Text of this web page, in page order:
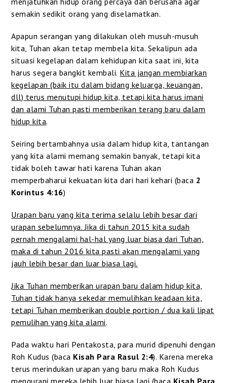
semakin sedikit orang yang diselamatkan.
Apapun serangan yang dilakukan oleh musuh-musuh
kita, Tuhan akan tetap membela kita. Sekalipun ada
situasi kegelapan dalam kehidupan kita saat ini, kita
harus segera bangkit kembali. Kita jangan membiarkan
kegelapan (baik itu dalam bidang keluarga, keuangan,
dll) terus menutupi hidup kita, tetapi kita harus imani
dan alami Tuhan pasti memberikan terang baru dalam
hidup kita.
Seiring bertambahnya usia dalam hidup kita, tantangan
yang kita alami memang semakin banyak, tetapi kita
tidak boleh tawar hati karena Tuhan akan
memperbaharui kekuatan kita dari hari kehari (baca 2
Korintus 4:16)
Urapan baru yang kita terima selalu lebih besar dari
urapan sebelumnya. Jika di tahun 2015 kita sudah
pernah mengalami hal-hal yang luar biasa dari Tuhan,
maka di tahun 2016 kita pasti akan mengalami yang
jauh lebih besar dan luar biasa lagi.
Jika Tuhan memberikan urapan baru dalam hidup kita,
Tuhan tidak hanya sekedar memulihkan keadaan kita,
tetapi Tuhan memberikan double portion / dua kali lipat
pemulihan yang kita alami.
Pada waktu hari Pentakosta, para murid dipenuhi dengan
Roh Kudus (baca Kisah Para Rasul 2:4). Karena mereka
terus merindukan urapan yang baru maka Roh Kudus
mengurapi mereka lebih luar biasa lagi (baca Kisah Para